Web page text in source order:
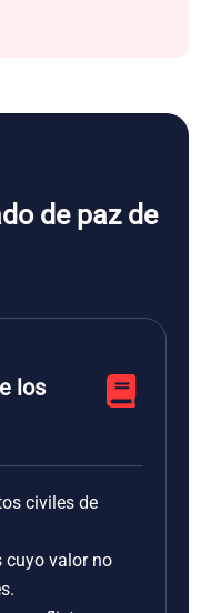
de paz de
los
civiles de
cuyo valor no